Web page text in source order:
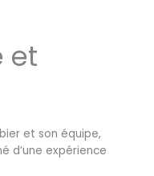
et
et son équipe,
d’une expérience